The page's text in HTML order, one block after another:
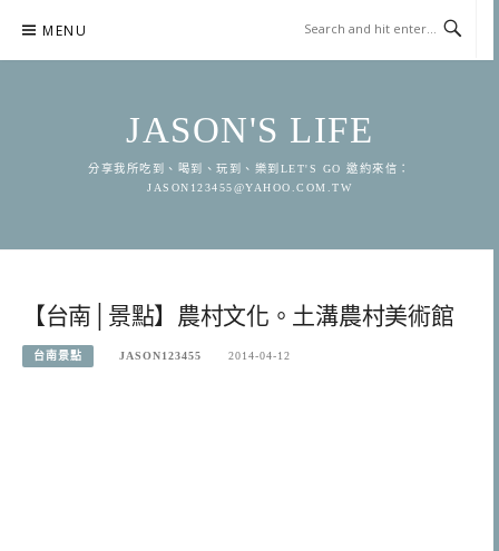
content
MENU
JASON'S LIFE
分享我所吃到、喝到、玩到、樂到LET'S GO 邀約來信：
JASON123455@YAHOO.COM.TW
【台南│景點】農村文化。土溝農村美術館
台南景點 JASON123455 2014-04-12